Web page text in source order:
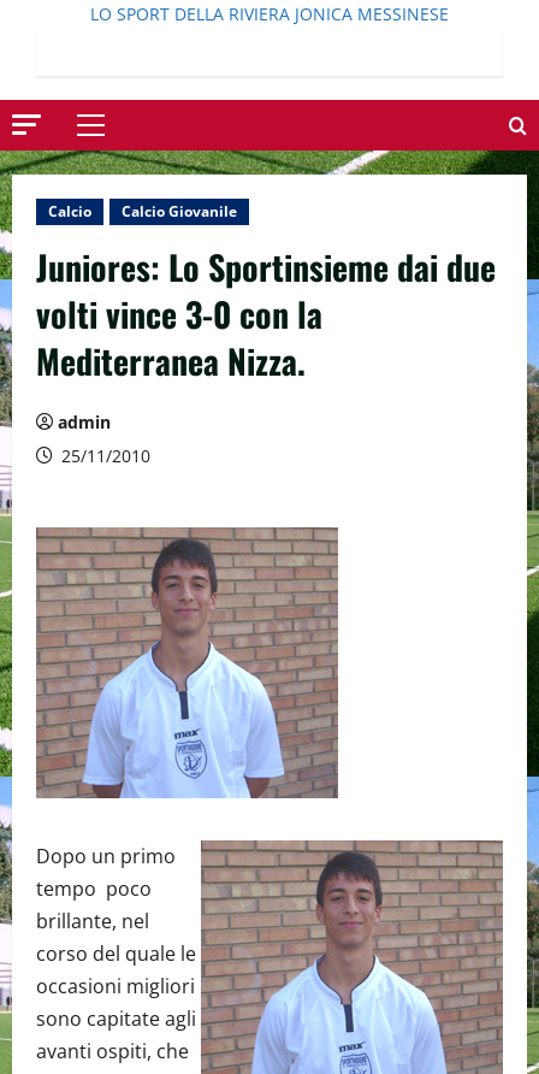
LO SPORT DELLA RIVIERA JONICA MESSINESE
Menu
principale
Calcio Calcio Giovanile
Juniores: Lo Sportinsieme dai due
volti vince 3-0 con la
Mediterranea Nizza.
admin
25/11/2010
Dopo un primo
tempo poco
brillante, nel
corso del quale le
occasioni migliori
sono capitate agli
avanti ospiti, che